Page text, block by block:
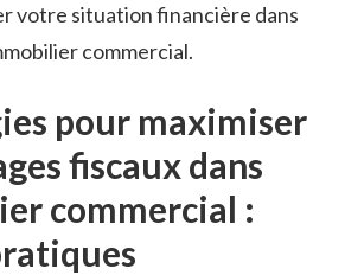
votre‍ situation financière dans
commercial.
pour maximiser
fiscaux dans
commercial :